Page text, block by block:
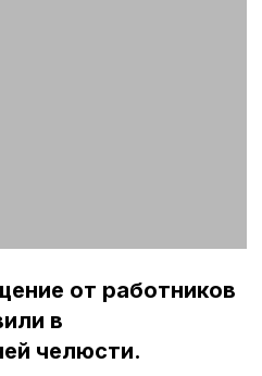
от работников
в
челюсти.